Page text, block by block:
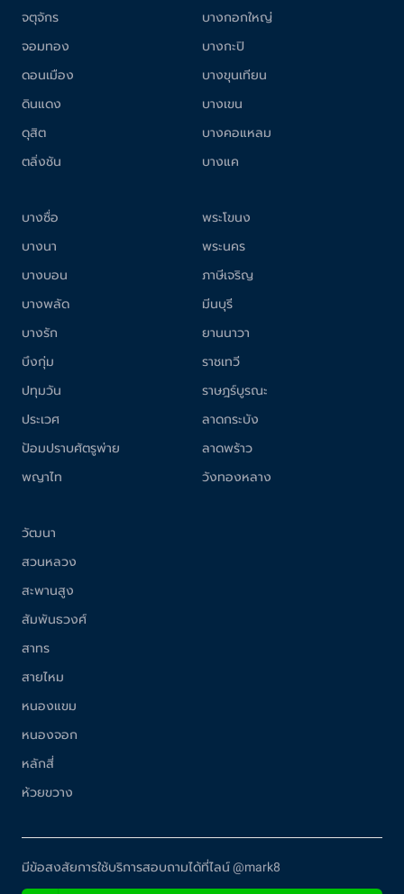
จตุจักร
จอมทอง
ดอนเมือง
ดินแดง
ดุสิต
ตลิ่งชัน
บางกอกใหญ่
บางกะปิ
บางขุนเทียน
บางเขน
บางคอแหลม
บางแค
บางซื่อ
บางนา
บางบอน
บางพลัด
บางรัก
บึงกุ่ม
ปทุมวัน
ประเวศ
ป้อมปราบศัตรูพ่าย
พญาไท
พระโขนง
พระนคร
ภาษีเจริญ
มีนบุรี
ยานนาวา
ราชเทวี
ราษฎร์บูรณะ
ลาดกระบัง
ลาดพร้าว
วังทองหลาง
วัฒนา
สวนหลวง
สะพานสูง
สัมพันธวงศ์
สาทร
สายไหม
หนองแขม
หนองจอก
หลักสี่
ห้วยขวาง
มีข้อสงสัยการใช้บริการสอบถามได้ที่ไลน์ @mark8